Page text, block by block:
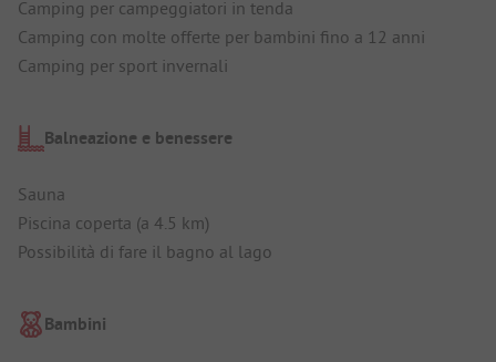
Camping per campeggiatori in tenda
Camping con molte offerte per bambini fino a 12 anni
Camping per sport invernali
Balneazione e benessere
Sauna
Piscina coperta (a 4.5 km)
Possibilità di fare il bagno al lago
Bambini